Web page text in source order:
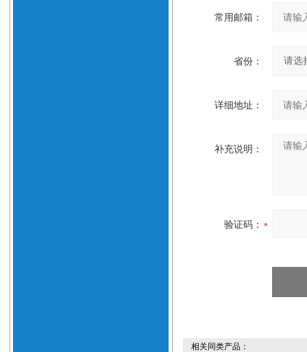
常用邮箱：
省份：
详细地址：
补充说明：
验证码：
相关同类产品：